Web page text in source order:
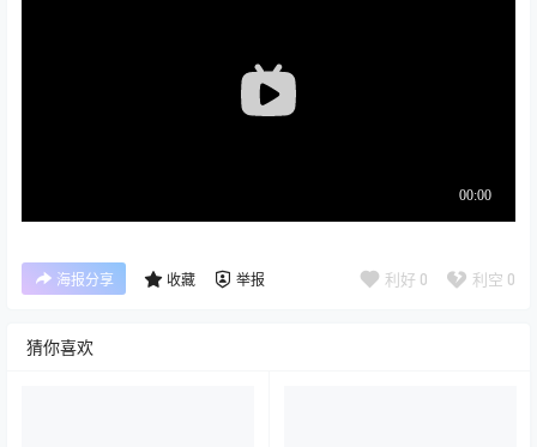
海报分享 收藏 举报 利好 0 利空 0
猜你喜欢